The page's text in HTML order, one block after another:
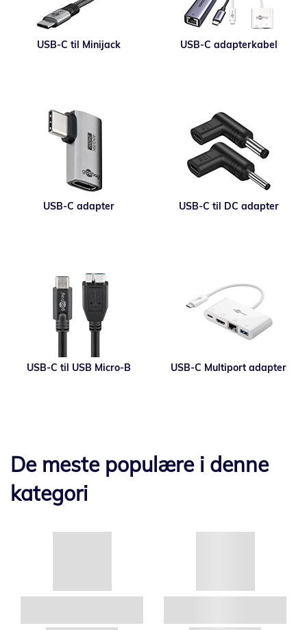
USB-C til Minijack USB-C adapterkabel
USB-C adapter USB-C til DC adapter
USB-C til USB Micro-B USB-C Multiport adapter
De meste populære i denne
kategori